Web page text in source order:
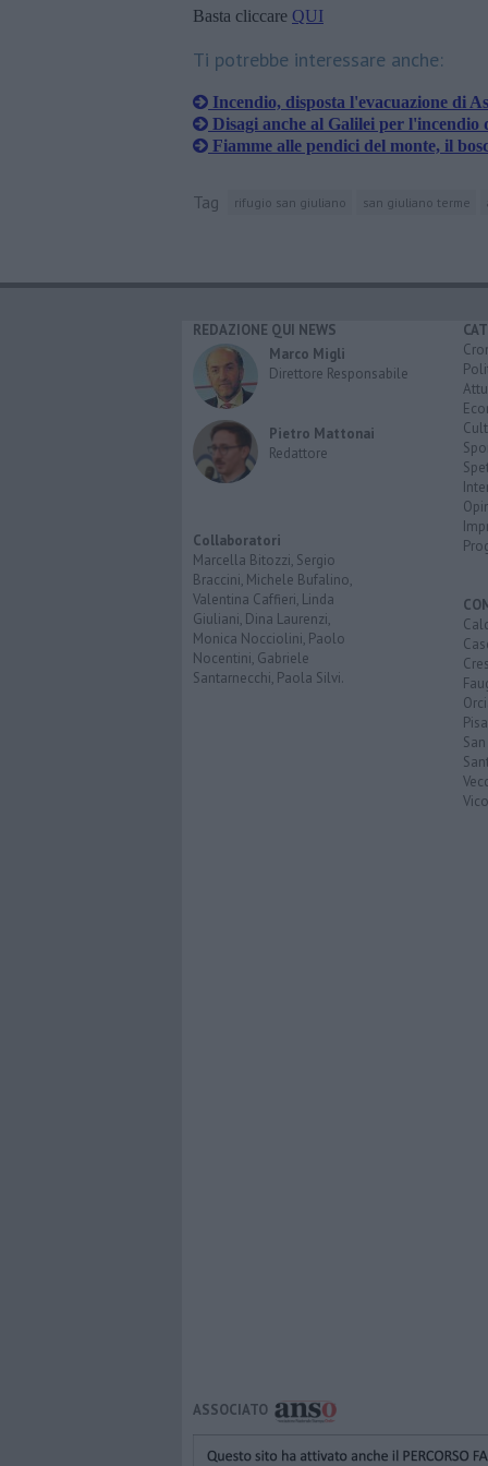
Basta cliccare QUI
Ti potrebbe interessare anche:
Incendio, disposta l'evacuazione di
Disagi anche al Galilei per l'incendio
Fiamme alle pendici del monte, il
Tag rifugio san giuliano san giuliano terme
REDAZIONE QUI NEWS
Marco Migli
Direttore Responsabile
Pietro Mattonai
Redattore
Collaboratori
Marcella Bitozzi, Sergio
Braccini, Michele Bufalino,
Valentina Caffieri, Linda
Giuliani, Dina Laurenzi,
Monica Nocciolini, Paolo
Nocentini, Gabriele
Santarnecchi, Paola Silvi.
Pisa
ASSOCIATO